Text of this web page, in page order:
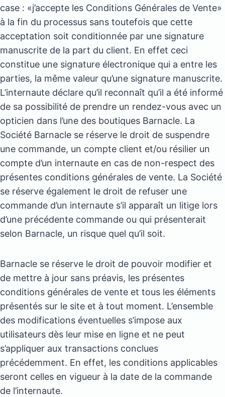
case : «j’accepte les Conditions Générales de Vente»
à la fin du processus sans toutefois que cette
acceptation soit conditionnée par une signature
manuscrite de la part du client. En effet ceci
constitue une signature électronique qui a entre les
parties, la même valeur qu’une signature manuscrite.
L’internaute déclare qu’il reconnaît qu’il a été informé
de sa possibilité de prendre un rendez-vous avec un
opticien dans l’une des boutiques Barnacle. La
Société Barnacle se réserve le droit de suspendre
une commande, un compte client et/ou résilier un
compte d’un internaute en cas de non-respect des
présentes conditions générales de vente. La Société
se réserve également le droit de refuser une
commande d’un internaute s’il apparaît un litige lors
d’une précédente commande ou qui présenterait
selon Barnacle, un risque quel qu’il soit.
Barnacle se réserve le droit de pouvoir modifier et
de mettre à jour sans préavis, les présentes
conditions générales de vente et tous les éléments
présentés sur le site et à tout moment. L’ensemble
des modifications éventuelles s’impose aux
utilisateurs dès leur mise en ligne et ne peut
s’appliquer aux transactions conclues
précédemment. En effet, les conditions applicables
seront celles en vigueur à la date de la commande
de l’internaute.